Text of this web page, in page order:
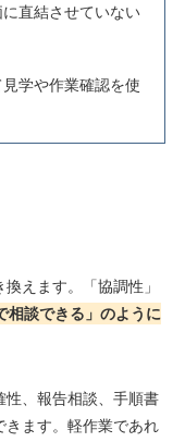
直結させていない
学や作業確認を使
えます。「協調性」
相談できる」のように
性、報告相談、手順書
きます。軽作業であれ